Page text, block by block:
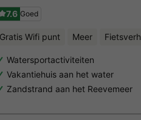
7.6 Goed
Gratis Wifi punt Meer
Watersportactiviteiten
Vakantiehuis aan het water
Zandstrand aan het Reevemeer